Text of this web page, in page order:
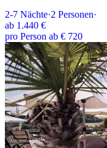
2-7 Nächte·2 Personen·
ab 1.440 €
pro Person ab € 720